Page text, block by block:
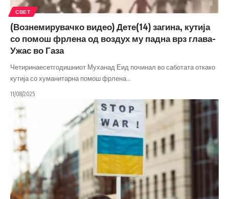
СВЕТ
(Вознемирувачко видео) Дете(14) загина, кутија
со помош фрлена од воздух му падна врз глава-
Ужас во Газа
Четиринаесетгодишниот Муханад Еид починал во саботата откако
кутија со хуманитарна помош фрлена…
11/08/2025